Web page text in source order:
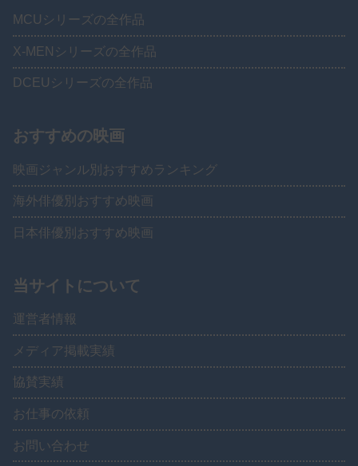
MCUシリーズの全作品
X-MENシリーズの全作品
DCEUシリーズの全作品
おすすめの映画
映画ジャンル別おすすめランキング
海外俳優別おすすめ映画
日本俳優別おすすめ映画
当サイトについて
運営者情報
メディア掲載実績
協賛実績
お仕事の依頼
お問い合わせ